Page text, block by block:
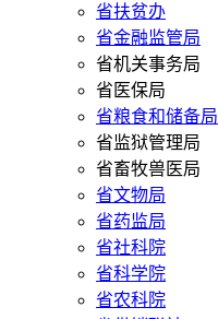
省扶贫办
省金融监管局
省机关事务局
省医保局
省粮食和储备局
省监狱管理局
省畜牧兽医局
省文物局
省药监局
省社科院
省科学院
省农科院